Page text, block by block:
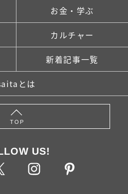
お金・学ぶ
カルチャー
新着記事一覧
とは
TOP
US!